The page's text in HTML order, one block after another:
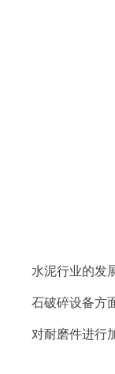
水泥行业的发
石破碎设备方
对耐磨件进行